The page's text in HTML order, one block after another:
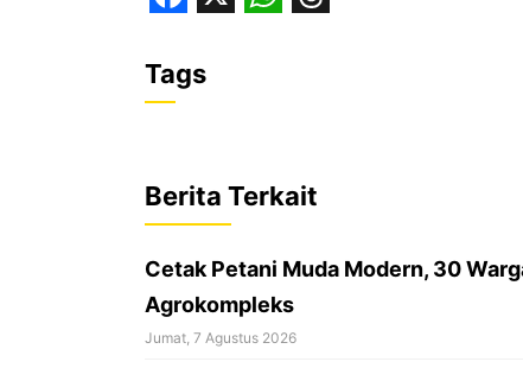
a
c
b
o
o
k
s
A
p
p
a
d
s
Tags
Berita Terkait
Cetak Petani Muda Modern, 30
Agrokompleks
Jumat, 7 Agustus 2026